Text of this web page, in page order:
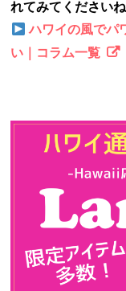
れてみてくださいね
ハワイの風でパ
い｜コラム一覧